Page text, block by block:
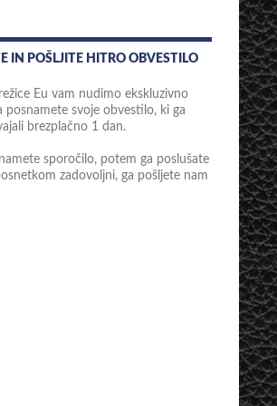
IN POŠLJITE HITRO OBVESTILO
Eu vam nudimo ekskluzivno
posnamete svoje obvestilo, ki ga
brezplačno 1 dan.
sporočilo, potem ga poslušate
zadovoljni, ga pošljete nam